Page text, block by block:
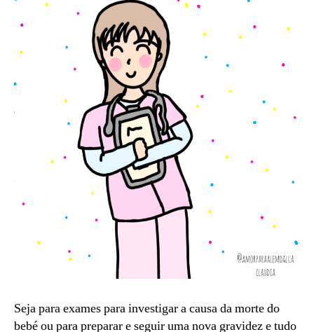
Seja para exames para investigar a causa da morte do
bebé ou para preparar e seguir uma nova gravidez e tudo